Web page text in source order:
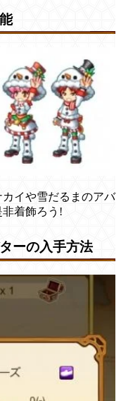
イや雪だるまのアバ
着飾ろう!
ーの入手方法